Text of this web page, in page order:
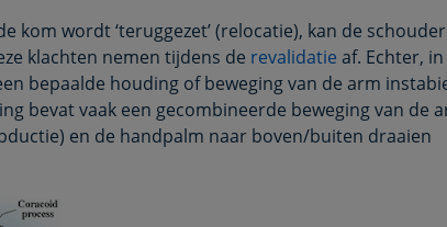
kom wordt ‘teruggezet’ (relocatie), kan de
klachten nemen tijdens de revalidatie af. Echter, in
bepaalde houding of beweging van de arm
bevat vaak een gecombineerde beweging van de
en de handpalm naar boven/buiten draaien